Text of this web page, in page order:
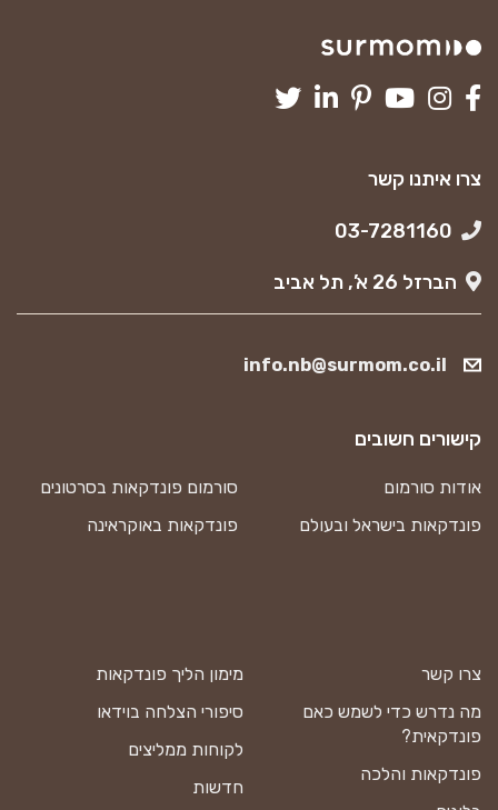
צרו איתנו קשר
הברזל 26 א’, תל אביב
info.nb@surmom.co.il
צרו קשר
מה נדרש כדי לשמש כאם
פונדקאית?
פונדקאות והלכה
מימון הליך פונדקאות
סיפורי הצלחה בוידאו
לקוחות ממליצים
חדשות
קישורים חשובים
אודות סורמום
סורמום פונדקאות בסרטונים
פונדקאות בישראל ובעולם
פונדקאות באוקראינה